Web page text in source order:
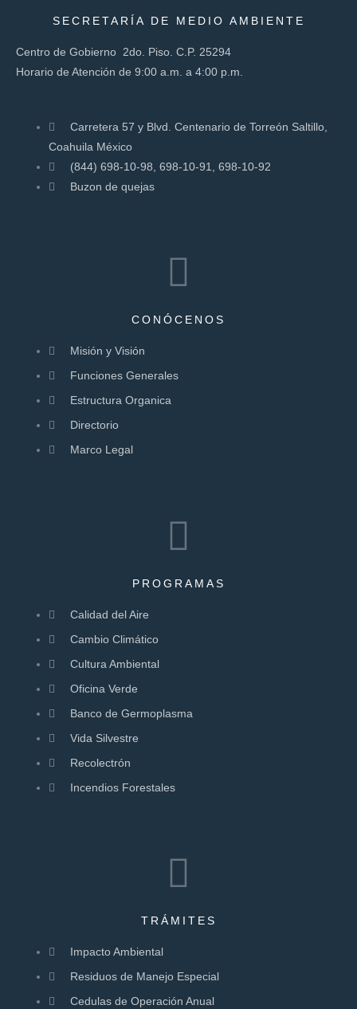
SECRETARÍA DE MEDIO AMBIENTE
Centro de Gobierno 2do. Piso. C.P. 25294
Horario de Atención de 9:00 a.m. a 4:00 p.m.
Carretera 57 y Blvd. Centenario de Torreón Saltillo,
Coahuila México
(844) 698-10-98, 698-10-91, 698-10-92
Buzon de quejas
CONÓCENOS
Misión y Visión
Funciones Generales
Estructura Organica
Directorio
Marco Legal
PROGRAMAS
Calidad del Aire
Cambio Climático
Cultura Ambiental
Oficina Verde
Banco de Germoplasma
Vida Silvestre
Recolectrón
Incendios Forestales
TRÁMITES
Impacto Ambiental
Residuos de Manejo Especial
Cedulas de Operación Anual